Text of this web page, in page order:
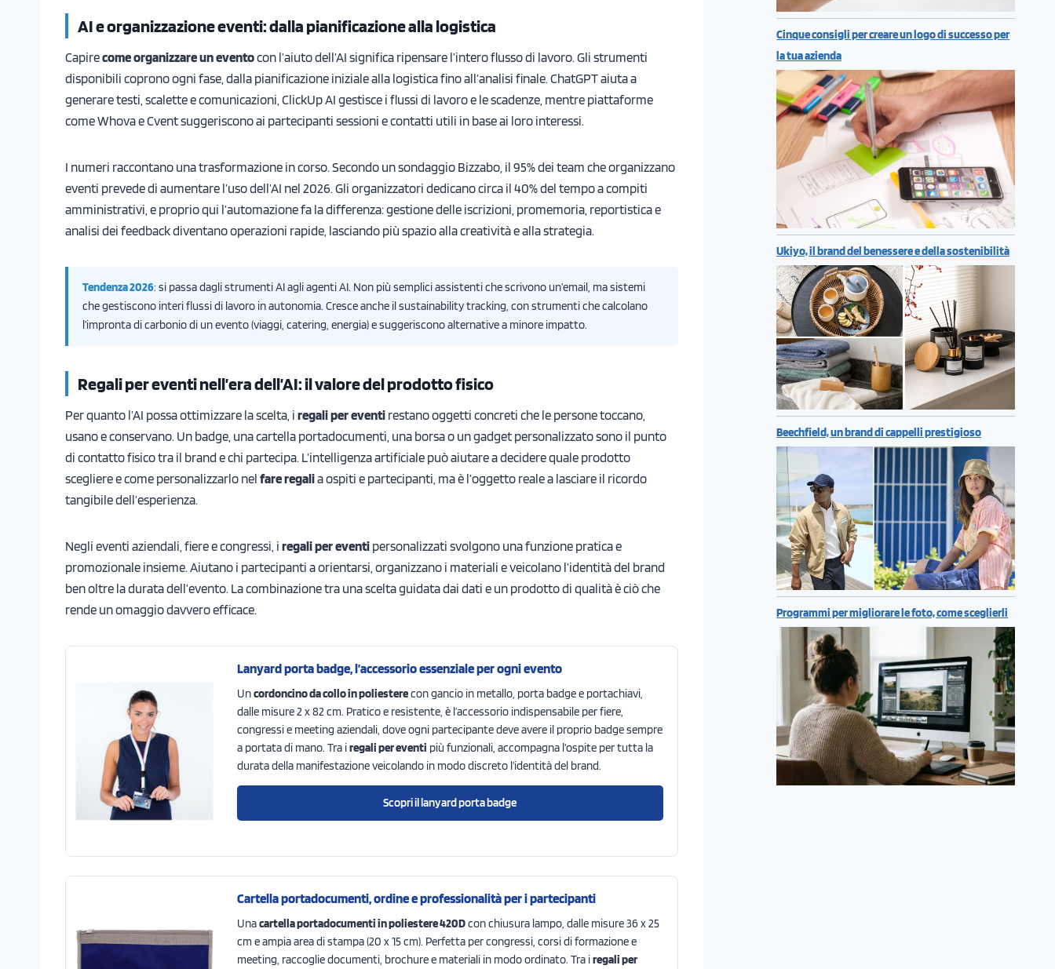
AI e organizzazione eventi: dalla pianificazione alla logistica
Capirecome organizzare un eventocon l’aiuto dell’AI significa ripensare l’intero flusso di lavoro. Gli strumenti
disponibili coprono ogni fase, dalla pianificazione iniziale alla logistica fino all’analisi finale. ChatGPT aiuta a
generare testi, scalette e comunicazioni, ClickUp AI gestisce i flussi di lavoro e le scadenze, mentre piattaforme
come Whova e Cvent suggeriscono ai partecipanti sessioni e contatti utili in base ai loro interessi.
I numeri raccontano una trasformazione in corso. Secondo un sondaggio Bizzabo, il 95% dei team che organizzano
eventi prevede di aumentare l’uso dell’AI nel 2026. Gli organizzatori dedicano circa il 40% del tempo a compiti
amministrativi, e proprio qui l’automazione fa la differenza: gestione delle iscrizioni, promemoria, reportistica e
analisi dei feedback diventano operazioni rapide, lasciando più spazio alla creatività e alla strategia.
Tendenza 2026: si passa dagli strumenti AI agli agenti AI. Non più semplici assistenti che scrivono un’email, ma sistemi
che gestiscono interi flussi di lavoro in autonomia. Cresce anche il sustainability tracking, con strumenti che calcolano
l’impronta di carbonio di un evento (viaggi, catering, energia) e suggeriscono alternative a minore impatto.
Regali per eventi nell’era dell’AI: il valore del prodotto fisico
Per quanto l’AI possa ottimizzare la scelta, i regali per eventi restano oggetti concreti che le persone toccano,
usano e conservano. Un badge, una cartella portadocumenti, una borsa o un gadget personalizzato sono il punto
di contatto fisico tra il brand e chi partecipa. L’intelligenza artificiale può aiutare a decidere quale prodotto
scegliere e come personalizzarlo nel fare regalia ospiti e partecipanti, ma è l’oggetto reale a lasciare il ricordo
tangibile dell’esperienza.
Negli eventi aziendali, fiere e congressi, i regali per eventi personalizzati svolgono una funzione pratica e
promozionale insieme. Aiutano i partecipanti a orientarsi, organizzano i materiali e veicolano l’identità del brand
ben oltre la durata dell’evento. La combinazione tra una scelta guidata dai dati e un prodotto di qualità è ciò che
rende un omaggio davvero efficace.
Lanyard porta badge, l’accessorio essenziale per ogni evento
Uncordoncino da collo in poliesterecon gancio in metallo, porta badge e portachiavi,
dalle misure 2 x 82 cm. Pratico e resistente, è l’accessorio indispensabile per fiere,
congressi e meeting aziendali, dove ogni partecipante deve avere il proprio badge sempre
a portata di mano. Tra iregali per eventi più funzionali, accompagna l’ospite per tutta la
durata della manifestazione veicolando in modo discreto l’identità del brand.
Scopri il lanyard porta badge
Cartella portadocumenti, ordine e professionalità per i partecipanti
Unacartella portadocumenti in poliestere 420Dcon chiusura lampo, dalle misure 36 x 25
cm e ampia area di stampa (20 x 15 cm). Perfetta per congressi, corsi di formazione e
meeting, raccoglie documenti, brochure e materiali in modo ordinato. Tra iregali per
Cinque consigli per creare un logo di successo per
la tua azienda
Ukiyo, il brand del benessere e della sostenibilità
Beechfield, un brand di cappelli prestigioso
Programmi per migliorare le foto, come sceglierli